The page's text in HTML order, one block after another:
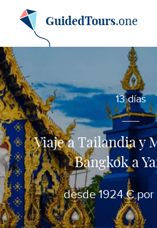
GuidedTours.one
13 días
Viaje a Tailandia y
Bangkok a
desde 1924 € por